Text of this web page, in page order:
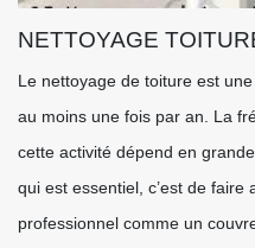
NETTOYAGE
Le nettoyage de toiture est
au moins une fois par an. La
cette activité dépend en
qui est essentiel, c’est de faire
professionnel comme un